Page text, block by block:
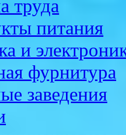
труда
питания
и
фурнитура
заведения